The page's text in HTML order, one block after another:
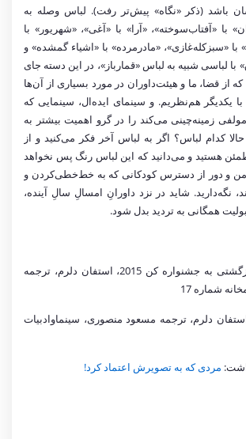
باشد (ذکر «نگاه» پیش‌تر رفت). لباس وصله‌ به
با «آفتاب‌سوخته»، «آرا» با «آغی»، «شهریور» با
«سبزکله‌غازی»، «مادرمرده» با «اشیاء گمشده» و
با لباسی شبیه به لباس «قمارباز»، در این دسته جای
از قضا، ما و هیئت‌داوران در مورد بسیاری از آن‌ها
یکدیگر هم‌نظریم. و سینمای ایده‌ال، سینمایی که
زمینه‌چینی می‌کند را در گرو اهمیت بیشتر به
کدام لباس؟ اگر به لباس آخر فکر می‌کنید و از
هستید و می‌دانید که این لباس رنگ پس نخواهد
امن و دور از دسترس کودکانی که به خط‌خطی‌کردن و
نگه‌دارید. شاید در نزد داورانِ امسالِ سالِ آینده،
همگانی به تردید بدل شود.
1) محصولات کن؛ بازگشتی به جشنواره کن 2015، استفان دلرم، ترجمه
شماره 17
دلرم، ترجمه مسعود منصوری، سینماوادبیات
مردی که به تصویرش اعتماد کرد!